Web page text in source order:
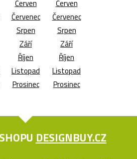
Červen
Červenec
Srpen
Září
Říjen
Listopad
Prosinec
Červen
Červenec
Srpen
Září
Říjen
Listopad
Prosinec
DESIGNBUY.CZ